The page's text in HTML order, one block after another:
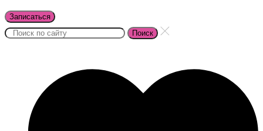
Записаться